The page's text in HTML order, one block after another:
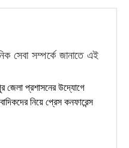
সেবা সম্পর্কে জানাতে এই
জেলা প্রশাসনের উদ্যোগে
নিয়ে প্রেস কনফারেন্স